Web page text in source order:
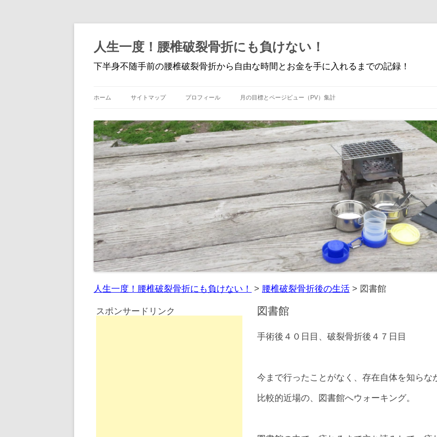
人生一度！腰椎破裂骨折にも負けない！
下半身不随手前の腰椎破裂骨折から自由な時間とお金を手に入れるまでの記録！
ン
ツ
へ
ス
キ
ッ
プ
ホーム サイトマップ プロフィール 月の目標とページビュー（PV）集計
人生一度！腰椎破裂骨折にも負けない！ > 腰椎破裂骨折後の生活 > 図書館
図書館
手術後４０日目、破裂骨折後４７日目
今まで行ったことがなく、存在自体を知らな
比較的近場の、図書館へウォーキング。
スポンサードリンク